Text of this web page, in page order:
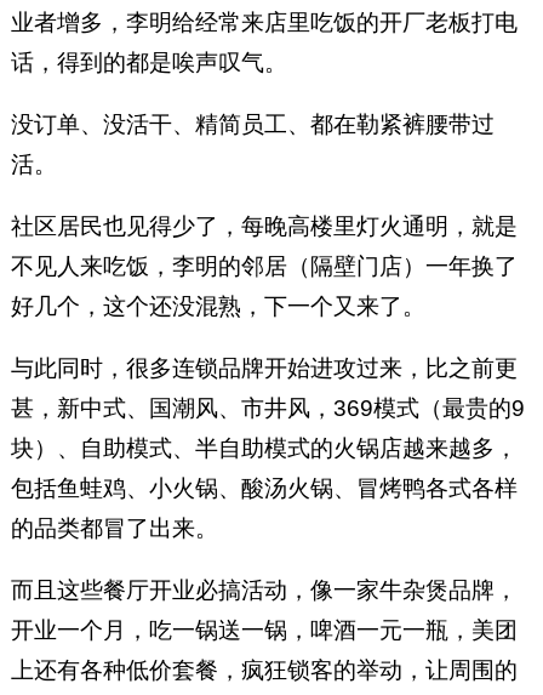
业者增多，李明给经常来店里吃饭的开厂老板打电
话，得到的都是唉声叹气。
没订单、没活干、精简员工、都在勒紧裤腰带过
活。
社区居民也见得少了，每晚高楼里灯火通明，就是
不见人来吃饭，李明的邻居（隔壁门店）一年换了
好几个，这个还没混熟，下一个又来了。
与此同时，很多连锁品牌开始进攻过来，比之前更
甚，新中式、国潮风、市井风，369模式（最贵的9
块）、自助模式、半自助模式的火锅店越来越多，
包括鱼蛙鸡、小火锅、酸汤火锅、冒烤鸭各式各样
的品类都冒了出来。
而且这些餐厅开业必搞活动，像一家牛杂煲品牌，
开业一个月，吃一锅送一锅，啤酒一元一瓶，美团
上还有各种低价套餐，疯狂锁客的举动，让周围的